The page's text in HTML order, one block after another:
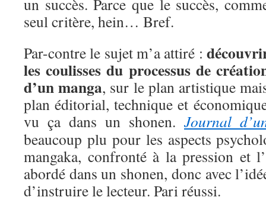
un succès. Parce que le succès,
seul critère, hein… Bref.
Par-contre le sujet m’a attiré :
les coulisses du processus de
d’un manga, sur le plan artistique
plan éditorial, technique et
vu ça dans un shonen. Journal
beaucoup plu pour les aspects
mangaka, confronté à la pression et
abordé dans un shonen, donc avec
d’instruire le lecteur. Pari réussi.